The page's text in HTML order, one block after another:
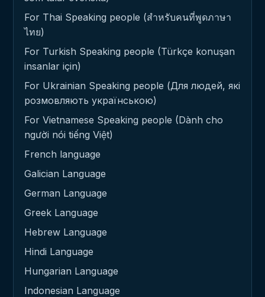
For Thai Speaking people (สำหรับคนที่พูดภาษา
ไทย)
For Turkish Speaking people (Türkçe konuşan
insanlar için)
For Ukrainian Speaking people (Для людей, які
розмовляють українською)
For Vietnamese Speaking people (Dành cho
người nói tiếng Việt)
French language
Galician Language
German Language
Greek Language
Hebrew Language
Hindi Language
Hungarian Language
Indonesian Language